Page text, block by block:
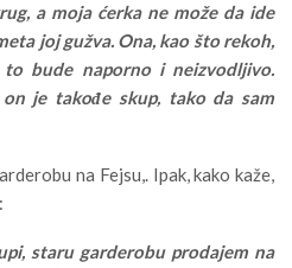
a moja ćerka ne može da ide
joj gužva. Ona, kao što rekoh,
bude naporno i neizvodljivo.
je takođe skup, tako da sam
na Fejsu,. Ipak, kako kaže,
staru garderobu prodajem na